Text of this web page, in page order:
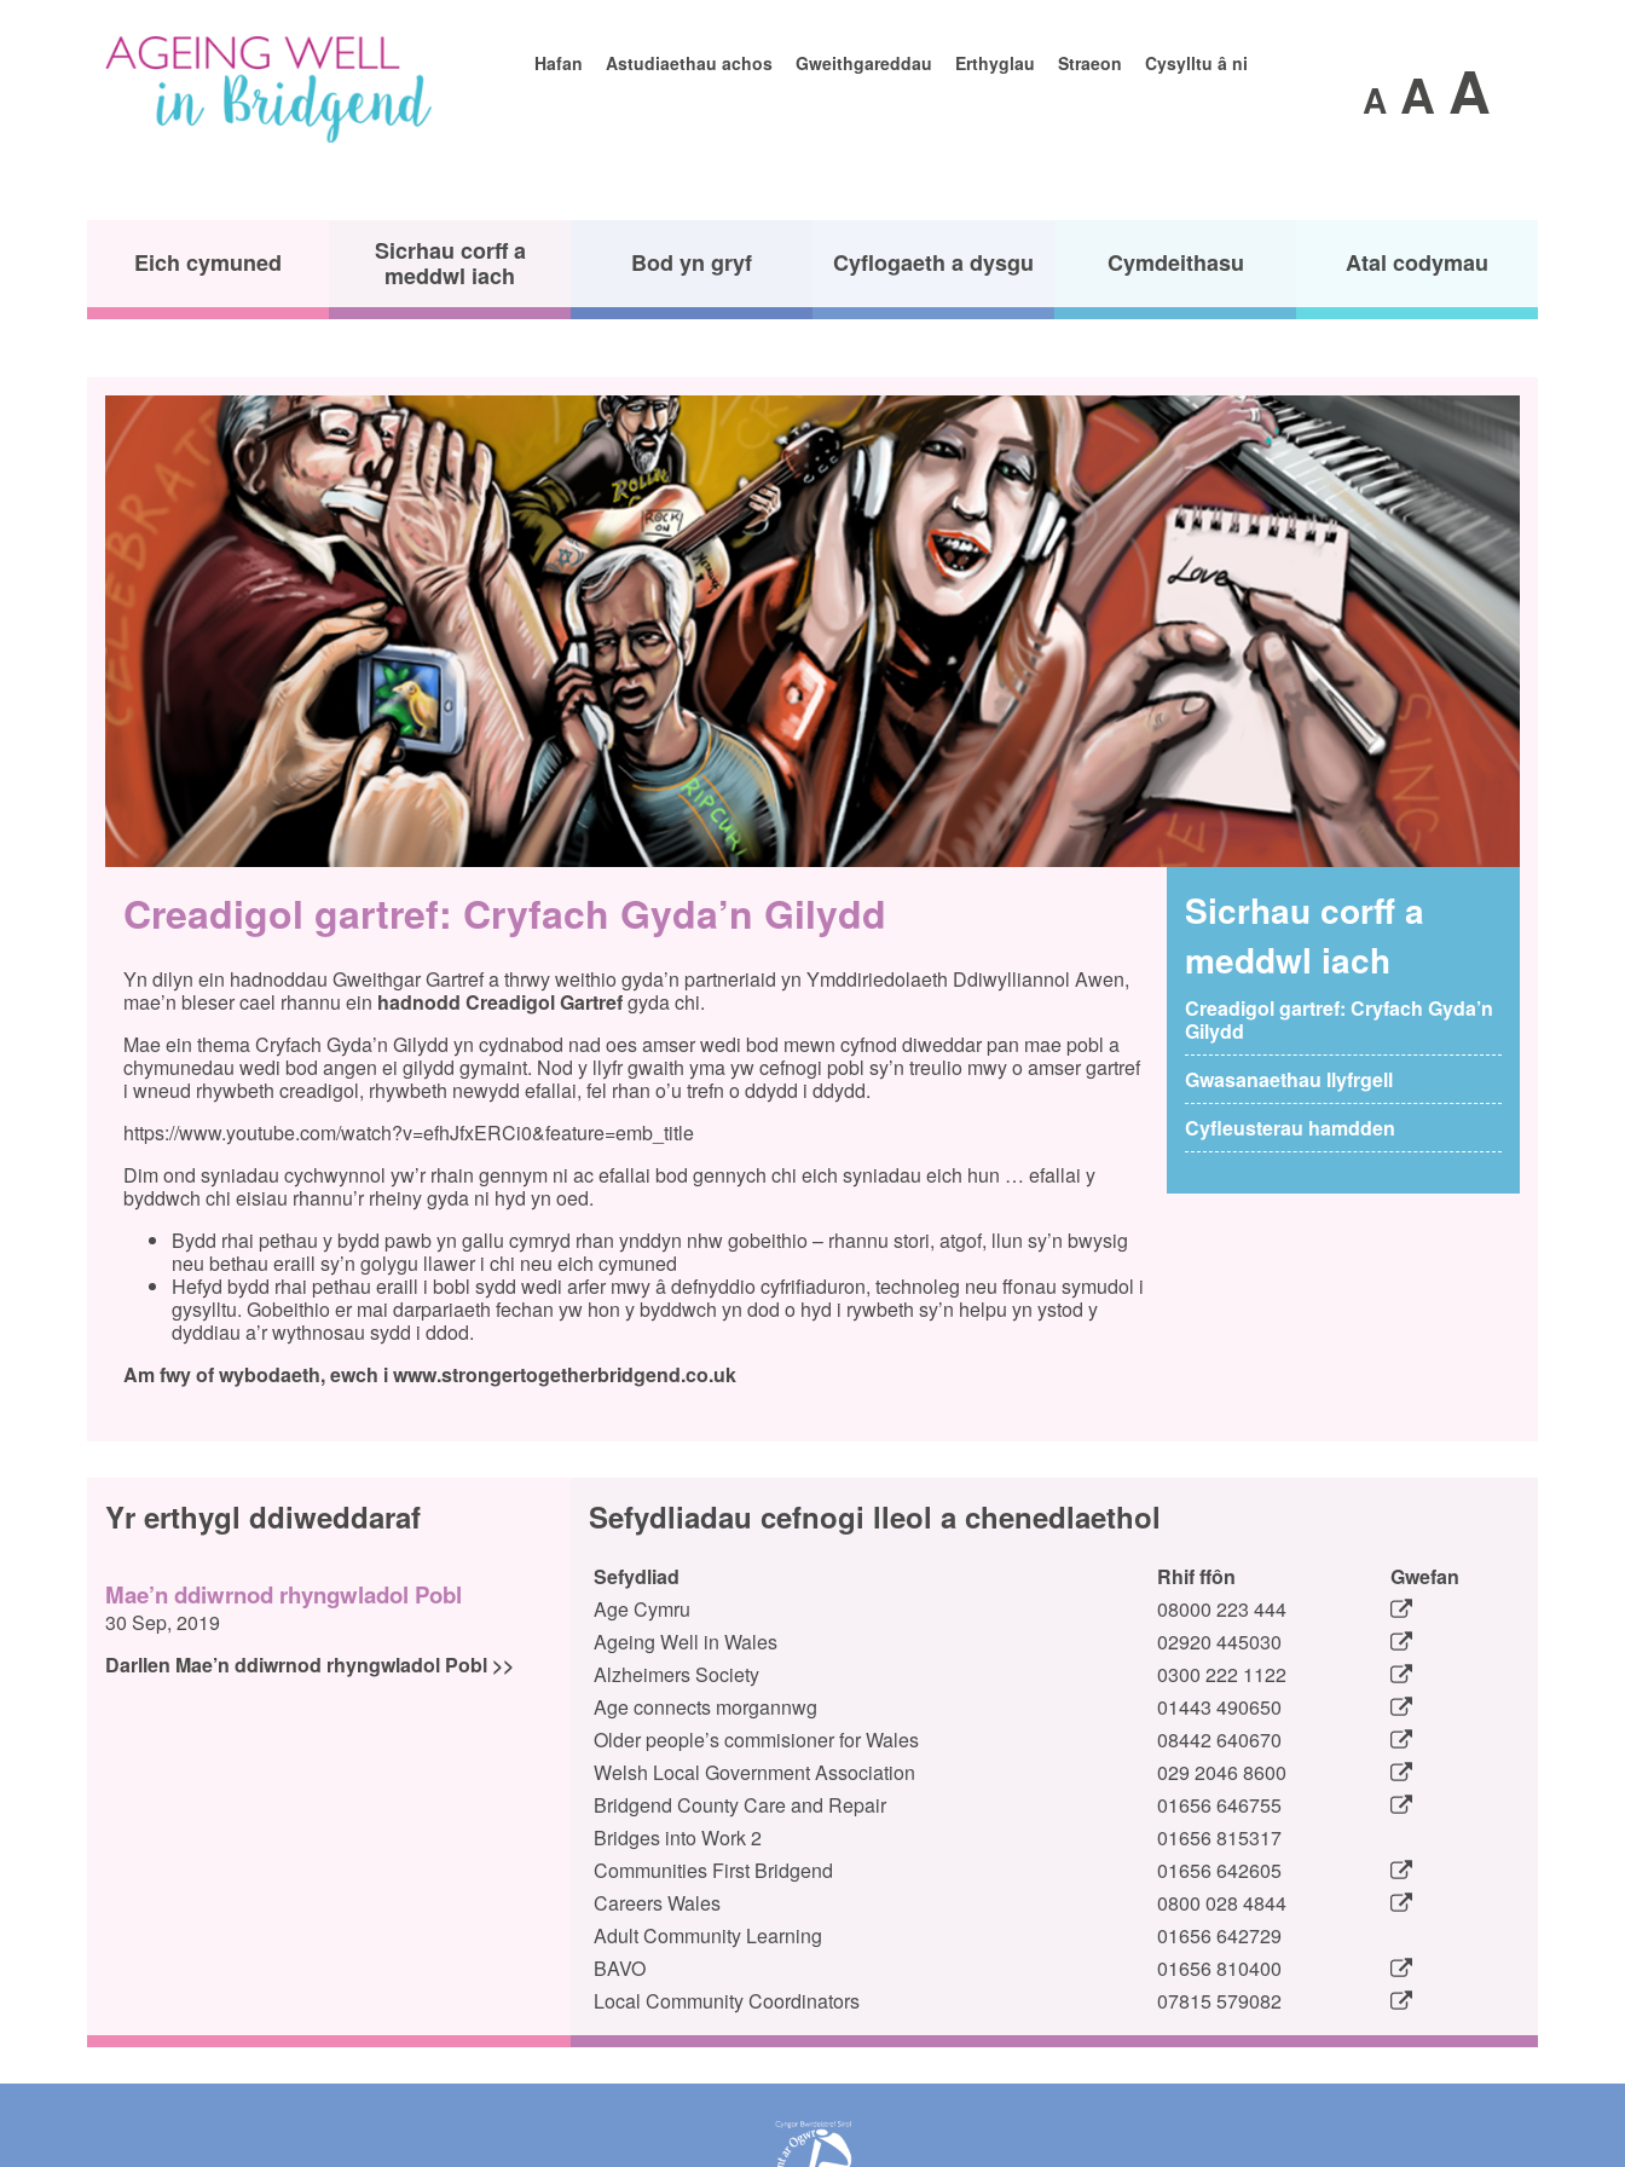
Hafan Astudiaethau achos Gweithgareddau Erthyglau Straeon Cysylltu â ni
A A A
Eich cymuned
Sicrhau corff a
meddwl iach
Bod yn gryf Cyflogaeth a dysgu Cymdeithasu Atal codymau
Creadigol gartref: Cryfach Gyda’n Gilydd
Yn dilyn ein hadnoddau Gweithgar Gartref a thrwy weithio gyda’n partneriaid yn Ymddiriedolaeth Ddiwylliannol Awen,
mae’n bleser cael rhannu ein hadnodd Creadigol Gartrefgyda chi.
Mae ein thema Cryfach Gyda’n Gilydd yn cydnabod nad oes amser wedi bod mewn cyfnod diweddar pan mae pobl a
chymunedau wedi bod angen ei gilydd gymaint. Nod y llyfr gwaith yma yw cefnogi pobl sy’n treulio mwy o amser gartref
i wneud rhywbeth creadigol, rhywbeth newydd efallai, fel rhan o’u trefn o ddydd i ddydd.
https://www.youtube.com/watch?v=efhJfxERCi0&feature=emb_title
Dim ond syniadau cychwynnol yw’r rhain gennym ni ac efallai bod gennych chi eich syniadau eich hun … efallai y
byddwch chi eisiau rhannu’r rheiny gyda ni hyd yn oed.
Bydd rhai pethau y bydd pawb yn gallu cymryd rhan ynddyn nhw gobeithio – rhannu stori, atgof, llun sy’n bwysig
neu bethau eraill sy’n golygu llawer i chi neu eich cymuned
Hefyd bydd rhai pethau eraill i bobl sydd wedi arfer mwy â defnyddio cyfrifiaduron, technoleg neu ffonau symudol i
gysylltu. Gobeithio er mai darpariaeth fechan yw hon y byddwch yn dod o hyd i rywbeth sy’n helpu yn ystod y
dyddiau a’r wythnosau sydd i ddod.
Am fwy of wybodaeth, ewch iwww.strongertogetherbridgend.co.uk
Sicrhau corff a
meddwl iach
Creadigol gartref: Cryfach Gyda’n
Gilydd
Gwasanaethau llyfrgell
Cyfleusterau hamdden
Yr erthygl ddiweddaraf
Mae’n ddiwrnod rhyngwladol Pobl
30 Sep, 2019
Darllen Mae’n ddiwrnod rhyngwladol Pobl >>
Sefydliadau cefnogi lleol a chenedlaethol
Sefydliad Rhif ffôn
Gwefan
Age Cymru
08000 223 444
Ageing Well in Wales
02920 445030
Alzheimers Society
0300 222 1122
Age connects morgannwg
01443 490650
Older people’s commisioner for Wales
08442 640670
Welsh Local Government Association
029 2046 8600
Bridgend County Care and Repair
01656 646755
Bridges into Work 2
01656 815317
Communities First Bridgend
01656 642605
Careers Wales
0800 028 4844
Adult Community Learning
01656 642729
BAVO
01656 810400
Local Community Coordinators
07815 579082